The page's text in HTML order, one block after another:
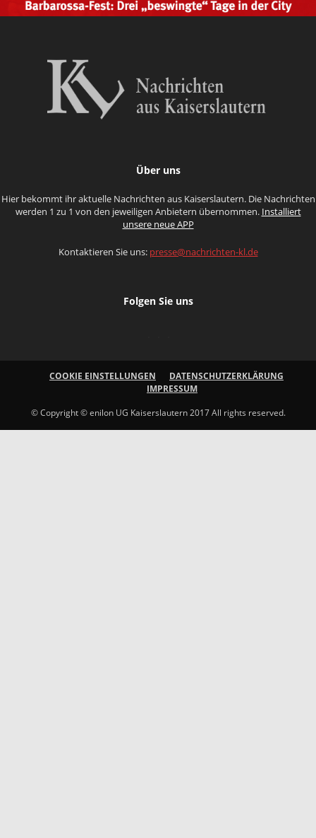
Über uns
Hier bekommt ihr aktuelle Nachrichten aus Kaiserslautern. Die Nachrichten
werden 1 zu 1 von den jeweiligen Anbietern übernommen. Installiert
unsere neue APP
Kontaktieren Sie uns: presse@nachrichten-kl.de
Folgen Sie uns
COOKIE EINSTELLUNGEN
DATENSCHUTZERKLÄRUNG
IMPRESSUM
© Copyright © enilon UG Kaiserslautern 2017 All rights reserved.